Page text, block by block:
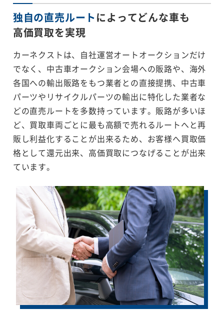
独自の直売ルートによってどんな車も
高価買取を実現
カーネクストは、自社運営オートオークションだけ
でなく、中古車オークション会場への販路や、海外
各国への輸出販路をもつ業者との直接提携、中古車
パーツやリサイクルパーツの輸出に特化した業者な
どの直売ルートを多数持っています。販路が多いほ
ど、買取車両ごとに最も高額で売れるルートへと再
販し利益化することが出来るため、お客様へ買取価
格として還元出来、高価買取につなげることが出来
ています。